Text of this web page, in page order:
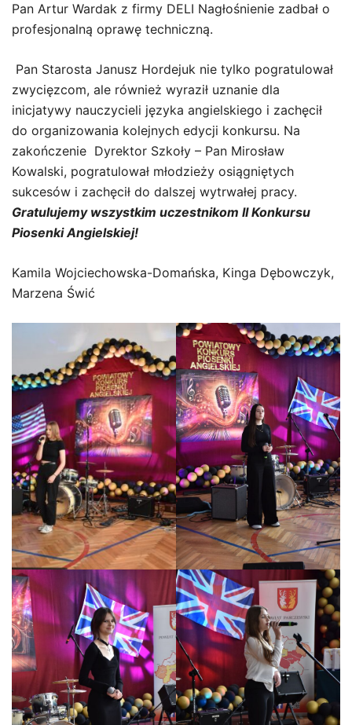
Pan Artur Wardak z firmy DELI Nagłośnienie zadbał o
profesjonalną oprawę techniczną.
Pan Starosta Janusz Hordejuk nie tylko pogratulował
zwycięzcom, ale również wyraził uznanie dla
inicjatywy nauczycieli języka angielskiego i zachęcił
do organizowania kolejnych edycji konkursu. Na
zakończenie Dyrektor Szkoły – Pan Mirosław
Kowalski, pogratulował młodzieży osiągniętych
sukcesów i zachęcił do dalszej wytrwałej pracy.
Gratulujemy wszystkim uczestnikom II Konkursu
Piosenki Angielskiej!
Kamila Wojciechowska-Domańska, Kinga Dębowczyk,
Marzena Świć